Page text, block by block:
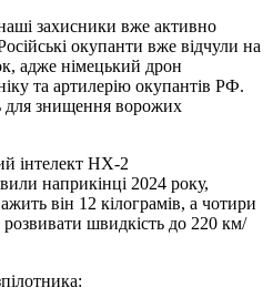
захисники вже активно
окупанти вже відчули на
адже німецький дрон
та артилерію окупантів РФ.
для знищення ворожих
інтелект HX-2
наприкінці 2024 року,
він 12 кілограмів, а чотири
швидкість до 220 км/